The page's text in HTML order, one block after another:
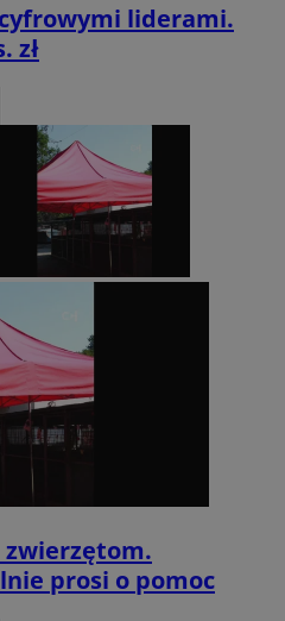
liderami.
zł
zwierzętom.
prosi o pomoc